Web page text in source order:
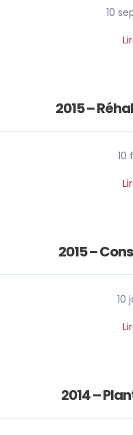
10
2015 –
10
2015 –
10
2014 –